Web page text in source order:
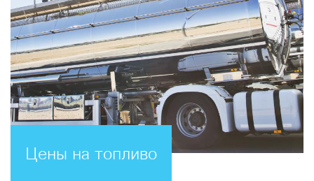
Цены на топливо